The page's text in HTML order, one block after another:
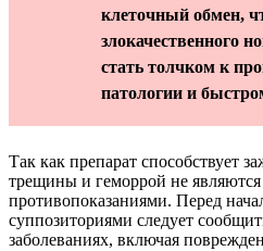
клеточный обмен,
злокачественного
стать толчком к
патологии и
Так как препарат способствует
трещины и геморрой не
противопоказаниями. Перед
суппозиториями следует
заболеваниях, включая